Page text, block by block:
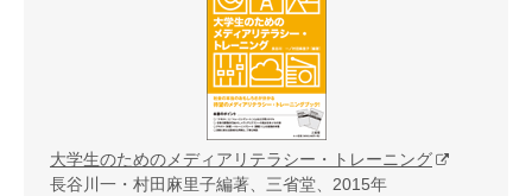
大学生のためのメディアリテラシー・トレーニング
長谷川一・村田麻里子編著、三省堂、2015年